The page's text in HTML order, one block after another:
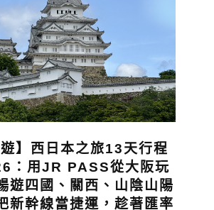
遊】西日本之旅13天行程
：用JR PASS從大阪玩
遊四國、關西、山陰山陽
新幹線當捷運，趁著匯率